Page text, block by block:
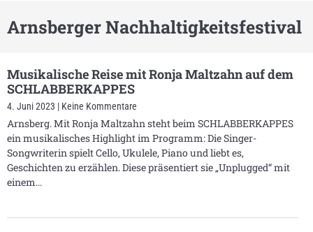
Arnsberger Nachhaltigkeitsfestival
Musikalische Reise mit Ronja Maltzahn auf dem
SCHLABBERKAPPES
4. Juni 2023 Keine Kommentare
Arnsberg. Mit Ronja Maltzahn steht beim SCHLABBERKAPPES
ein musikalisches Highlight im Programm: Die Singer-
Songwriterin spielt Cello, Ukulele, Piano und liebt es,
Geschichten zu erzählen. Diese präsentiert sie „Unplugged“ mit
einem